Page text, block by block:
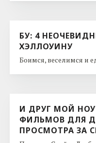
БУ: 4
ХЭЛЛОУИНУ
Боимся, веселимся и
И ДРУГ МОЙ
ФИЛЬМОВ ДЛЯ
ПРОСМОТРА ЗА